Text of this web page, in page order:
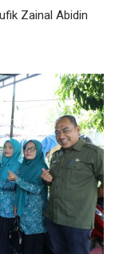
Zainal Abidin